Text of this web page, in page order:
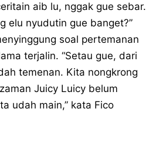
aib lu, nggak gue sebar.
elu nyudutin gue banget?”
soal pertemanan
terjalin. “Setau gue, dari
temenan. Kita nongkrong
Juicy Luicy belum
udah main,” kata Fico